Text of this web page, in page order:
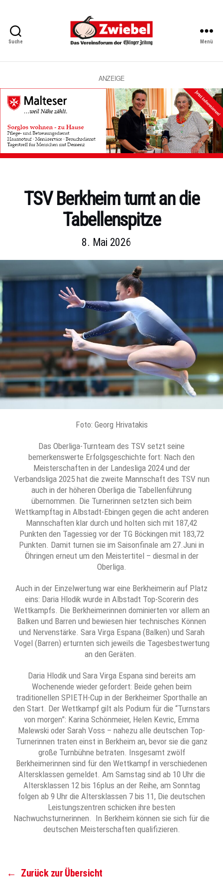
Suche
Vereinsforum
Eßlinger
Zeitung
Menü
ANZEIGE
Kategorien
TSV Berkheim turnt an die
Tabellenspitze
8. Mai 2026
Foto: Georg Hrivatakis
Das Oberliga-Turnteam des TSV setzt seine
bemerkenswerte Erfolgsgeschichte fort: Nach den
Meisterschaften in der Landesliga 2024 und der
Verbandsliga 2025 hat die zweite Mannschaft des TSV nun
auch in der höheren Oberliga die Tabellenführung
übernommen. Die Turnerinnen setzten sich beim
Wettkampftag in Albstadt-Ebingen gegen die acht anderen
Mannschaften klar durch und holten sich mit 187,42
Punkten den Tagessieg vor der TG Böckingen mit 183,72
Punkten. Damit turnen sie im Saisonfinale am 27.Juni in
Öhringen erneut um den Meistertitel – diesmal in der
Oberliga.
Auch in der Einzelwertung war eine Berkheimerin auf Platz
eins: Daria Hlodik wurde in Albstadt Top-Scorerin des
Wettkampfs. Die Berkheimerinnen dominierten vor allem an
Balken und Barren und bewiesen hier technisches Können
und Nervenstärke. Sara Virga Espana (Balken) und Sarah
Vogel (Barren) erturnten sich jeweils die Tagesbestwertung
an den Geräten.
Daria Hlodik und Sara Virga Espana sind bereits am
Wochenende wieder gefordert: Beide gehen beim
traditionellen SPIETH-Cup in der Berkheimer Sporthalle an
den Start. Der Wettkampf gilt als Podium für die “Turnstars
von morgen”: Karina Schönmeier, Helen Kevric, Emma
Malewski oder Sarah Voss – nahezu alle deutschen Top-
Turnerinnen traten einst in Berkheim an, bevor sie die ganz
große Turnbühne betraten. Insgesamt zwölf
Berkheimerinnen sind für den Wettkampf in verschiedenen
Altersklassen gemeldet. Am Samstag sind ab 10 Uhr die
Altersklassen 12 bis 16plus an der Reihe, am Sonntag
folgen ab 9 Uhr die Altersklassen 7 bis 11, Die deutschen
Leistungszentren schicken ihre besten
Nachwuchsturnerinnen. In Berkheim können sie sich für die
deutschen Meisterschaften qualifizieren.
← Zurück zur Übersicht